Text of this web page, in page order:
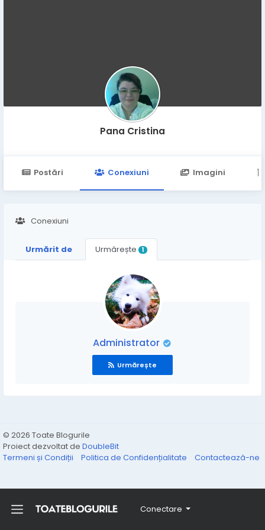
Conectare
Pana Cristina
Postări Conexiuni Imagini
Conexiuni
Urmărit de Urmărește 1
Administrator
Urmărește
© 2026 Toate Blogurile
Proiect dezvoltat de DoubleBit
Termeni și Condiții
Politica de Confidențialitate Contactează-ne